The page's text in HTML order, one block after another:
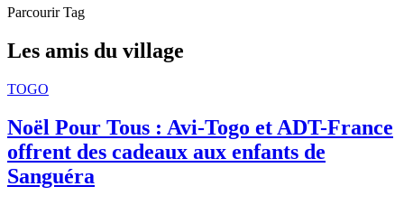
Parcourir Tag
Les amis du village
TOGO
Noël Pour Tous : Avi-Togo et ADT-France
offrent des cadeaux aux enfants de
Sanguéra